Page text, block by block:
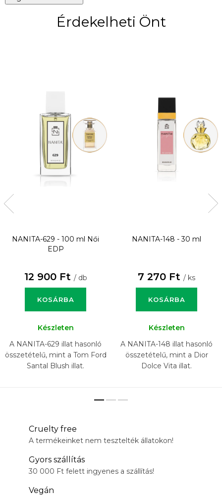
Érdekelheti Önt
NANITA-629 - 100 ml
Női
EDP
12 900 Ft / db
KOSÁRBA
Készleten
A NANITA-629 illat hasonló
összetételű, mint a Tom Ford
Santal Blush illat.
NANITA-148 - 30 ml
7 270 Ft / ks
KOSÁRBA
Készleten
A NANITA-148 illat hasonló
összetételű, mint a Dior
Dolce Vita illat.
Cruelty free
A termékeinket nem tesztelték állatokon!
Gyors szállítás
30 000 Ft felett ingyenes a szállítás!
Vegán